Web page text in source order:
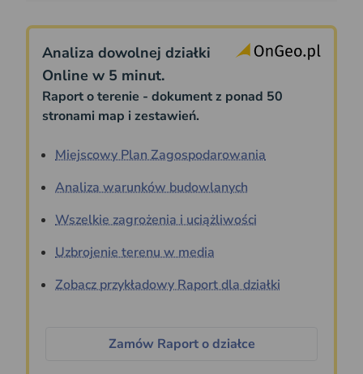
Analiza dowolnej działki
Online w 5 minut.
Raport o terenie - dokument z ponad 50
stronami map i zestawień.
Miejscowy Plan Zagospodarowania
Analiza warunków budowlanych
Wszelkie zagrożenia i uciążliwości
Uzbrojenie terenu w media
Zobacz przykładowy Raport dla działki
Zamów Raport o działce